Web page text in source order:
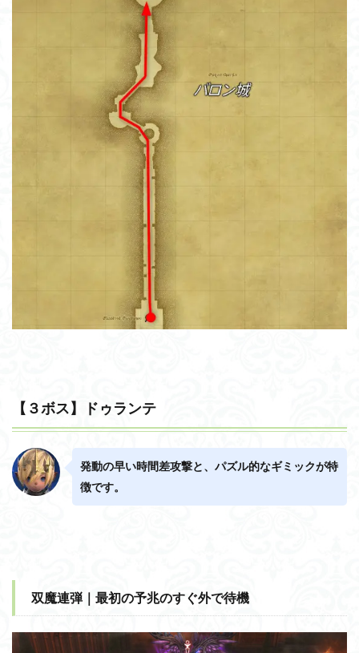
【３ボス】ドゥランテ
発動の早い時間差攻撃と、パズル的なギミックが特
徴です。
双魔連弾｜最初の予兆のすぐ外で待機